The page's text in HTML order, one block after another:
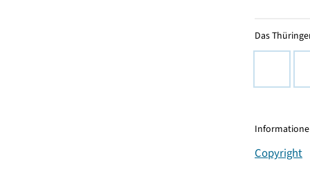
Das
Copyright